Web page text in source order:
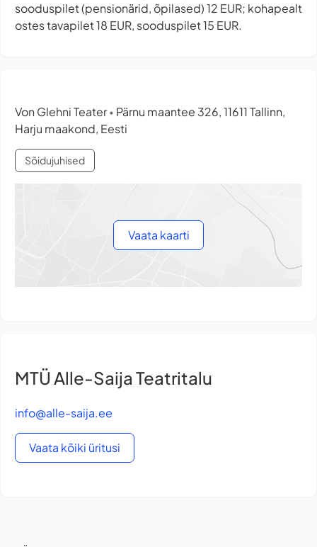
sooduspilet (pensionärid, õpilased) 12 EUR; kohapealt
ostes tavapilet 18 EUR, sooduspilet 15 EUR.
Von Glehni Teater• Pärnu maantee 326, 11611 Tallinn,
Harju maakond, Eesti
Sõidujuhised
Vaata kaarti
MTÜ Alle-Saija Teatritalu
info@alle-saija.ee
Vaata kõiki üritusi